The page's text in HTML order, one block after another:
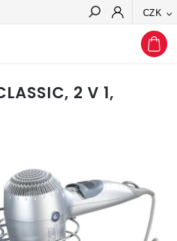
CZK
Hledat
2 V 1,